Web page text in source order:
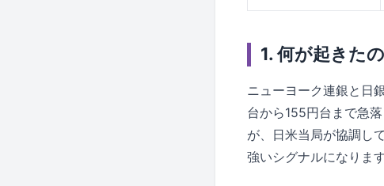
1. 何が起きた
ニューヨーク連銀と日
台から155円台まで急
が、日米当局が協調し
強いシグナルになります